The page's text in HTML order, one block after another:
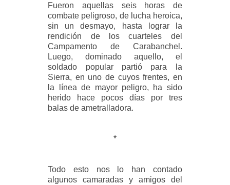
Fueron aquellas seis horas de
combate peligroso, de lucha heroica,
sin un desmayo, hasta lograr la
rendición de los cuarteles del
Campamento de Carabanchel.
Luego, dominado aquello, el
soldado popular partió para la
Sierra, en uno de cuyos frentes, en
la línea de mayor peligro, ha sido
herido hace pocos días por tres
balas de ametralladora.
*
Todo esto nos lo han contado
algunos camaradas y amigos del